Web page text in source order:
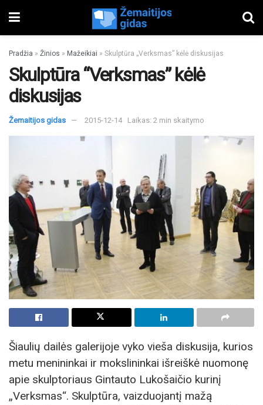
Pradžia » Žinios » Mažeikiai » Skulptūra „Verksmas” kėlė diskusijas
Skulptūra “Verksmas” kėlė
diskusijas
Žemaitijos gidas 2015-12-14 Laikas: 2 min skaitymo
Šiaulių dailės galerijoje vyko vieša diskusija, kurios
metu menininkai ir mokslininkai išreiškė nuomonę
apie skulptoriaus Gintauto Lukošaičio kurinį
„Verksmas“. Skulptūra, vaizduojantį mažą